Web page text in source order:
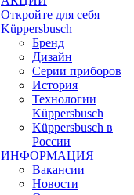
Откройте для себя
Küppersbusch
Бренд
Дизайн
Серии приборов
История
Технологии
Küppersbusch
Küppersbusch в
России
ИНФОРМАЦИЯ
Вакансии
Новости